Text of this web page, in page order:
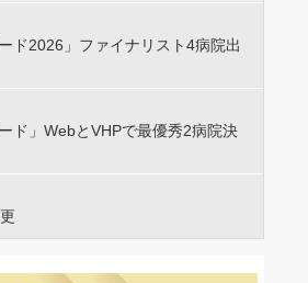
ド2026」ファイナリスト4病院出
ド」WebとVHPで最優秀2病院決